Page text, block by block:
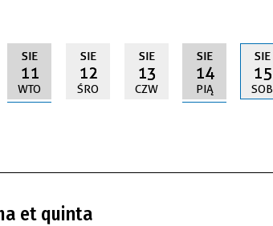
SIE
11
WTO
SIE
12
ŚRO
SIE
13
CZW
SIE
14
PIĄ
SIE
15
SOB
et quinta